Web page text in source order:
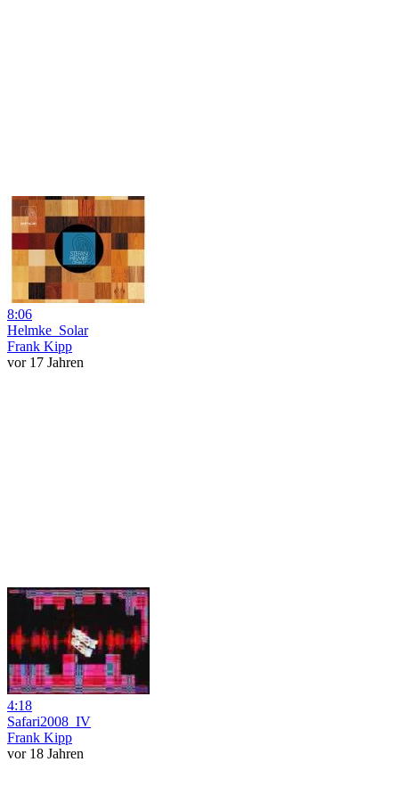
8:06
Helmke_Solar
Frank Kipp
vor 17 Jahren
4:18
Safari2008_IV
Frank Kipp
vor 18 Jahren